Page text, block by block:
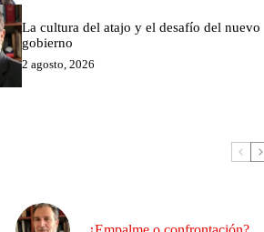
La cultura del atajo y el desafío del nuevo
gobierno
2 agosto, 2026